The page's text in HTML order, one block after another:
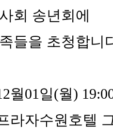
회 송년회에
들을 초청합니
월01일(월)
라자수원호텔